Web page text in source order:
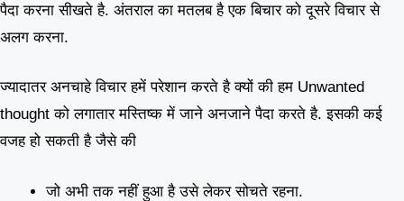
पैदा करना सीखते है. अंतराल का मतलब है एक बिचार को दूसरे विचार से
अलग करना.
ज्यादातर अनचाहे विचार हमें परेशान करते है क्यों की हम Unwanted
thought को लगातार मस्तिष्क में जाने अनजाने पैदा करते है. इसकी कई
वजह हो सकती है जैसे की
जो अभी तक नहीं हुआ है उसे लेकर सोचते रहना.